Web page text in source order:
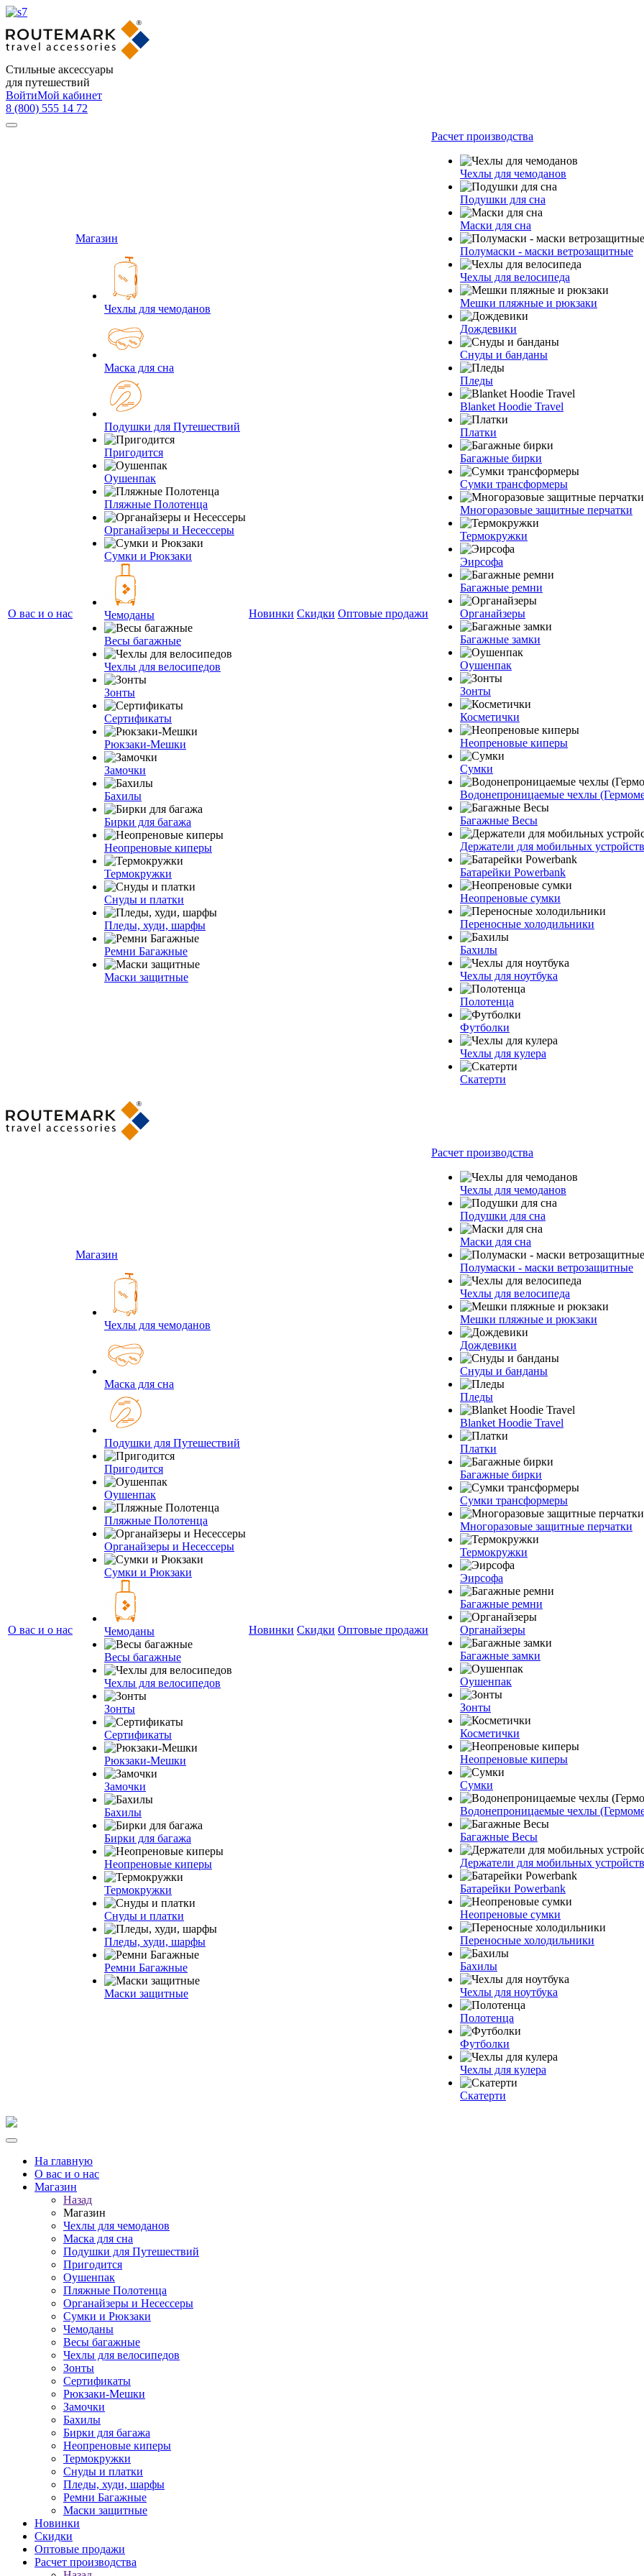
Стильные аксессуары
для путешествий
ВойтиМой кабинет
8 (800) 555 14 72
О вас и о нас
Магазин
Чехлы для чемоданов
Маска для сна
Подушки для Путешествий
Пригодится
Оушенпак
Пляжные Полотенца
Органайзеры и Несессеры
Сумки и Рюкзаки
Чемоданы
Весы багажные
Чехлы для велосипедов
Зонты
Сертификаты
Рюкзаки-Мешки
Замочки
Бахилы
Бирки для багажа
Неопреновые киперы
Термокружки
Снуды и платки
Пледы, худи, шарфы
Ремни Багажные
Маски защитные
Новинки Скидки Оптовые продажи
Расчет производства
Чехлы для чемоданов
Подушки для сна
Маски для сна
Полумаски - маски ветрозащитные
Чехлы для велосипеда
Мешки пляжные и рюкзаки
Дождевики
Снуды и банданы
Пледы
Blanket Hoodie Travel
Платки
Багажные бирки
Сумки трансформеры
Многоразовые защитные перчатки
Термокружки
Эирсофа
Багажные ремни
Органайзеры
Багажные замки
Оушенпак
Зонты
Косметички
Неопреновые киперы
Сумки
Водонепроницаемые чехлы
Багажные Весы
Держатели для мобильных устройств
Батарейки Powerbank
Неопреновые сумки
Переносные холодильники
Бахилы
Чехлы для ноутбука
Полотенца
Футболки
Чехлы для кулера
Скатерти
О вас и о нас
Магазин
Чехлы для чемоданов
Маска для сна
Подушки для Путешествий
Пригодится
Оушенпак
Пляжные Полотенца
Органайзеры и Несессеры
Сумки и Рюкзаки
Чемоданы
Весы багажные
Чехлы для велосипедов
Зонты
Сертификаты
Рюкзаки-Мешки
Замочки
Бахилы
Бирки для багажа
Неопреновые киперы
Термокружки
Снуды и платки
Пледы, худи, шарфы
Ремни Багажные
Маски защитные
Новинки Скидки Оптовые продажи
Расчет производства
Чехлы для чемоданов
Подушки для сна
Маски для сна
Полумаски - маски ветрозащитные
Чехлы для велосипеда
Мешки пляжные и рюкзаки
Дождевики
Снуды и банданы
Пледы
Blanket Hoodie Travel
Платки
Багажные бирки
Сумки трансформеры
Многоразовые защитные перчатки
Термокружки
Эирсофа
Багажные ремни
Органайзеры
Багажные замки
Оушенпак
Зонты
Косметички
Неопреновые киперы
Сумки
Водонепроницаемые чехлы
Багажные Весы
Держатели для мобильных устройств
Батарейки Powerbank
Неопреновые сумки
Переносные холодильники
Бахилы
Чехлы для ноутбука
Полотенца
Футболки
Чехлы для кулера
Скатерти
На главную
О вас и о нас
Магазин
Назад
Магазин
Чехлы для чемоданов
Маска для сна
Подушки для Путешествий
Пригодится
Оушенпак
Пляжные Полотенца
Органайзеры и Несессеры
Сумки и Рюкзаки
Чемоданы
Весы багажные
Чехлы для велосипедов
Зонты
Сертификаты
Рюкзаки-Мешки
Замочки
Бахилы
Бирки для багажа
Неопреновые киперы
Термокружки
Снуды и платки
Пледы, худи, шарфы
Ремни Багажные
Маски защитные
Новинки
Скидки
Оптовые продажи
Расчет производства